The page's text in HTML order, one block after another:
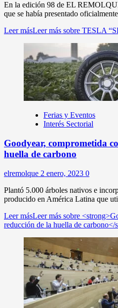
En la edición 98 de EL
que se había presentado
Leer másLeer más sobre TESLA
Ferias y Eventos
Interés Sectorial
Goodyear, comprometida
huella de carbono
elremolque 2 enero, 2023 0
Plantó 5.000 árboles nativos e
producido en América Latina que
Leer másLeer más sobre
reducción de la huella de carbono</